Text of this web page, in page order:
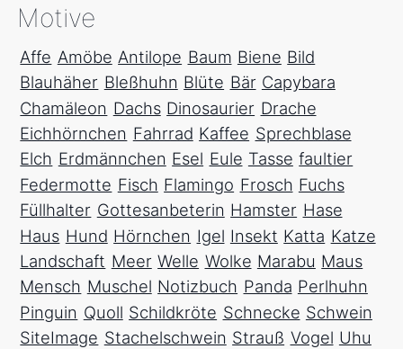
Motive
Affe Amöbe Antilope Baum Biene Bild
Blauhäher Bleßhuhn Blüte Bär Capybara
Chamäleon Dachs Dinosaurier Drache
Eichhörnchen Fahrrad Kaffee Sprechblase
Elch Erdmännchen Esel Eule Tasse faultier
Federmotte Fisch Flamingo Frosch Fuchs
Füllhalter Gottesanbeterin Hamster Hase
Haus Hund Hörnchen Igel Insekt Katta Katze
Landschaft Meer Welle Wolke Marabu Maus
Mensch Muschel Notizbuch Panda Perlhuhn
Pinguin Quoll Schildkröte Schnecke Schwein
SiteImage Stachelschwein Strauß Vogel Uhu